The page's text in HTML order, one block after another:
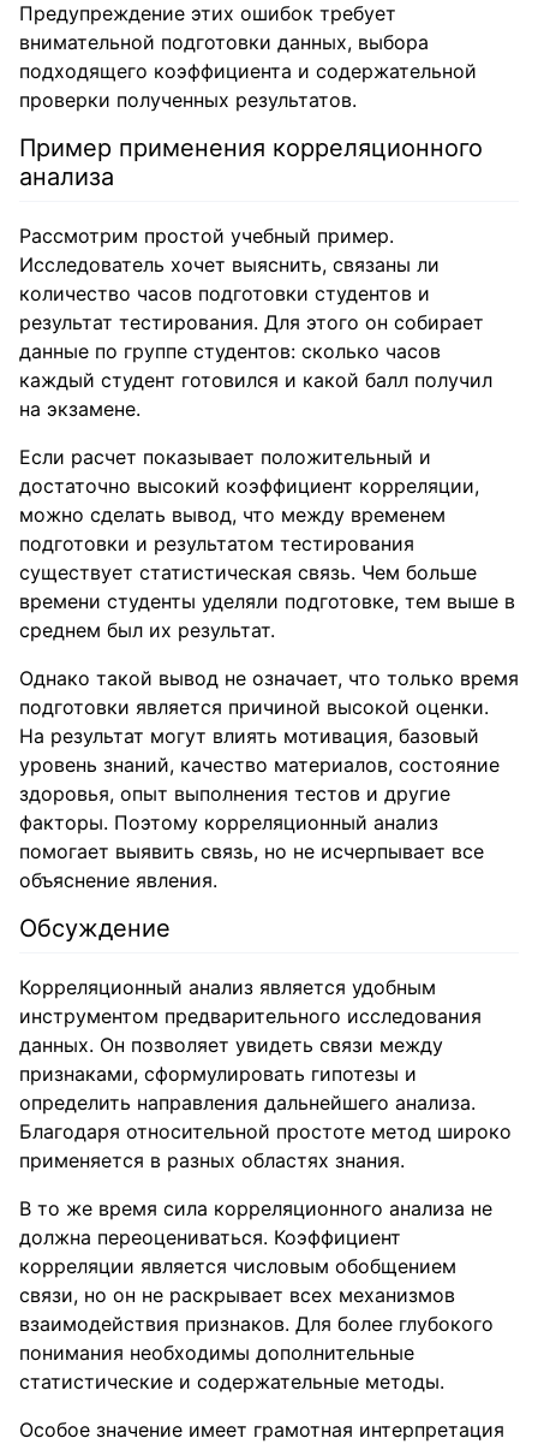
Предупреждение этих ошибок требует
внимательной подготовки данных, выбора
подходящего коэффициента и содержательной
проверки полученных результатов.
Пример применения корреляционного
анализа
Рассмотрим простой учебный пример.
Исследователь хочет выяснить, связаны ли
количество часов подготовки студентов и
результат тестирования. Для этого он собирает
данные по группе студентов: сколько часов
каждый студент готовился и какой балл получил
на экзамене.
Если расчет показывает положительный и
достаточно высокий коэффициент корреляции,
можно сделать вывод, что между временем
подготовки и результатом тестирования
существует статистическая связь. Чем больше
времени студенты уделяли подготовке, тем выше в
среднем был их результат.
Однако такой вывод не означает, что только время
подготовки является причиной высокой оценки.
На результат могут влиять мотивация, базовый
уровень знаний, качество материалов, состояние
здоровья, опыт выполнения тестов и другие
факторы. Поэтому корреляционный анализ
помогает выявить связь, но не исчерпывает все
объяснение явления.
Обсуждение
Корреляционный анализ является удобным
инструментом предварительного исследования
данных. Он позволяет увидеть связи между
признаками, сформулировать гипотезы и
определить направления дальнейшего анализа.
Благодаря относительной простоте метод широко
применяется в разных областях знания.
В то же время сила корреляционного анализа не
должна переоцениваться. Коэффициент
корреляции является числовым обобщением
связи, но он не раскрывает всех механизмов
взаимодействия признаков. Для более глубокого
понимания необходимы дополнительные
статистические и содержательные методы.
Особое значение имеет грамотная интерпретация